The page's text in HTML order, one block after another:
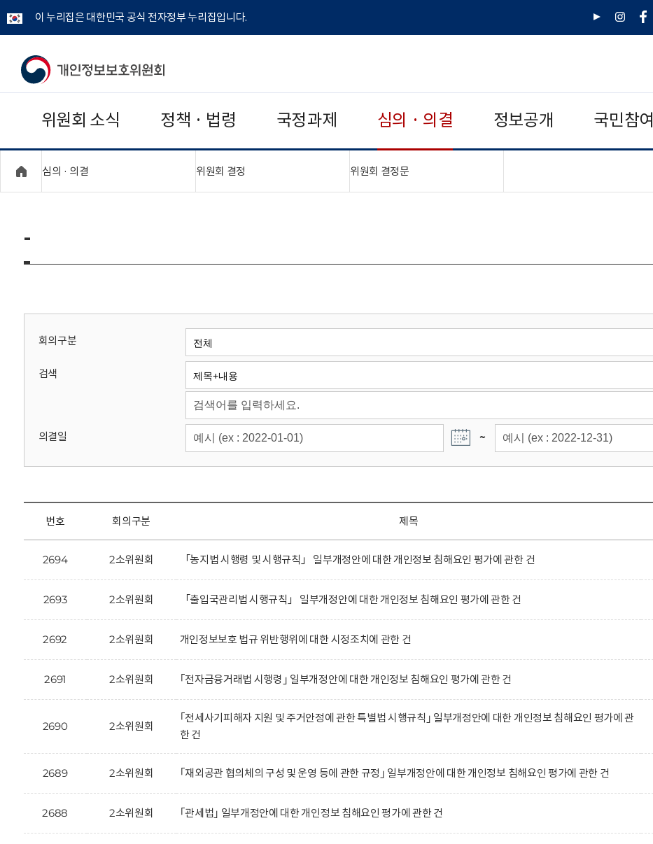
이 누리집은 대한민국 공식 전자정부 누리집입니다.
유
인
페
개
보
보
위
회
위원회 소식 정책 · 법령 국정과제 심의 · 의결 정보공개 국민참여
심의 · 의결 위원회 결정 위원회 결정문"접기,펼치기"
-
회의구분
검색
의결일 ~
번호 회의구분 제목
2694 2소위원회 「농지법 시행령 및 시행규칙」 일부개정안에 대한 개인정보 침해요인 평가에 관한 건
2693 2소위원회 「출입국관리법 시행규칙」 일부개정안에 대한 개인정보 침해요인 평가에 관한 건
2692 2소위원회 개인정보보호 법규 위반행위에 대한 시정조치에 관한 건
2691 2소위원회 ｢전자금융거래법 시행령｣ 일부개정안에 대한 개인정보 침해요인 평가에 관한 건
2690 2소위원회
｢전세사기피해자 지원 및 주거안정에 관한 특별법 시행규칙｣ 일부개정안에 대한 개인정보 침해요인 평가에 관
한 건
2689 2소위원회 ｢재외공관 협의체의 구성 및 운영 등에 관한 규정｣ 일부개정안에 대한 개인정보 침해요인 평가에 관한 건
2688 2소위원회 ｢관세법｣ 일부개정안에 대한 개인정보 침해요인 평가에 관한 건